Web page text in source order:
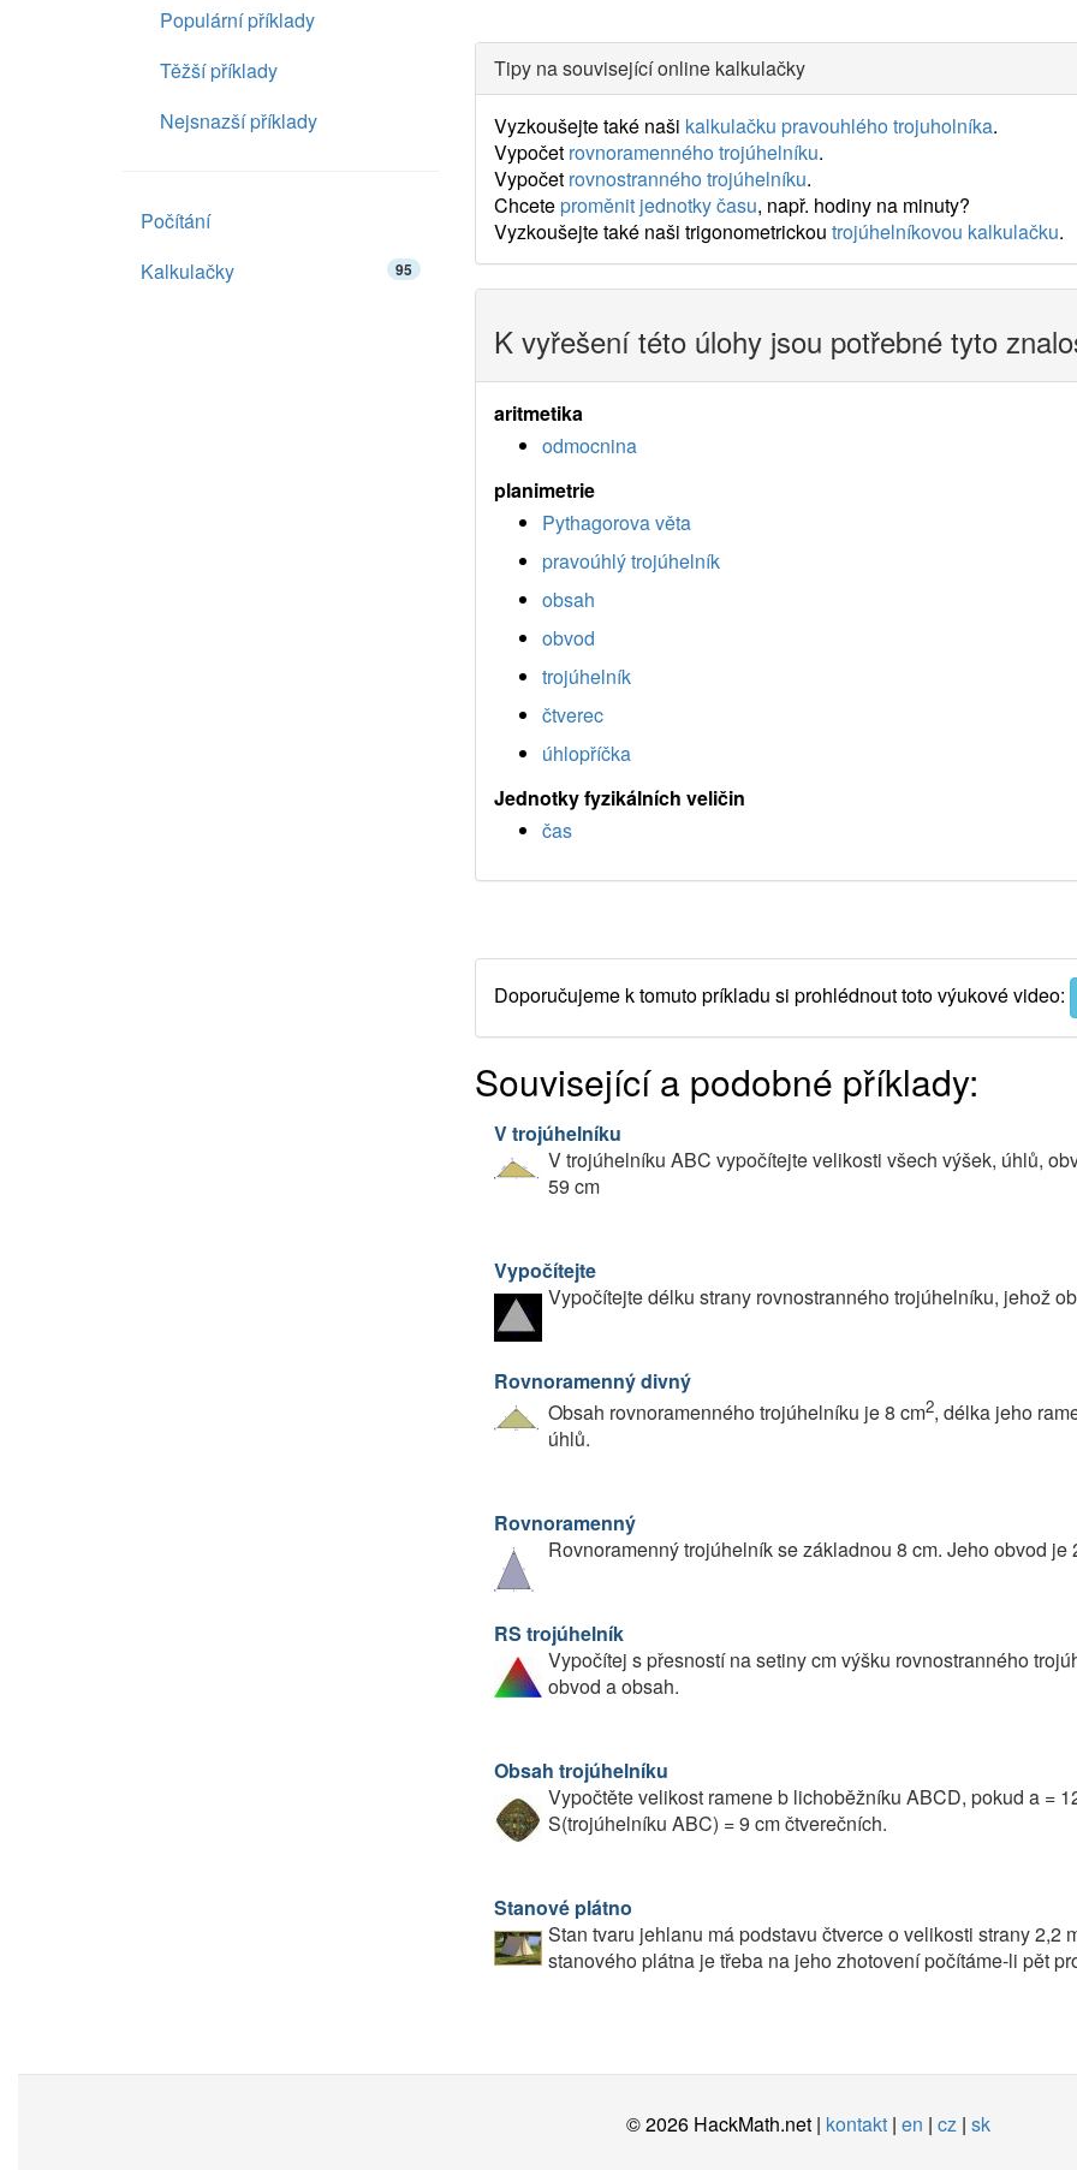
Tipy na související online kalkulačky
Vyzkoušejte také naši kalkulačku pravouhlého trojuholníka.
Vypočet rovnoramenného trojúhelníku.
Vypočet rovnostranného trojúhelníku.
Chceteproměnit jednotky času, např. hodiny na minuty?
Vyzkoušejte také naši trigonometrickou trojúhelníkovou kalkulačku.
K vyřešení této úlohy jsou potřebné tyto
aritmetika
odmocnina
planimetrie
Pythagorova věta
pravoúhlý trojúhelník
obsah
obvod
trojúhelník
čtverec
úhlopříčka
Jednotky fyzikálních veličin
čas
Doporučujeme k tomuto príkladu si prohlédnout toto výukové video:
Související a podobné příklady:
V trojúhelníku
V trojúhelníku ABC vypočítejte velikosti všech výšek, úhlů,
59 cm
Vypočítejte
Vypočítejte délku strany rovnostranného trojúhelníku, jehož
Rovnoramenný divný
Obsah rovnoramenného trojúhelníku je 8 cm2, délka jeho
úhlů.
Rovnoramenný
Rovnoramenný trojúhelník se základnou 8 cm. Jeho obvod
RS trojúhelník
Vypočítej s přesností na setiny cm výšku rovnostranného
obvod a obsah.
Obsah trojúhelníku
Vypočtěte velikost ramene b lichoběžníku ABCD, pokud a =
S(trojúhelníku ABC) = 9 cm čtverečních.
Stanové plátno
Stan tvaru jehlanu má podstavu čtverce o velikosti strany 2,2
stanového plátna je třeba na jeho zhotovení počítáme-li pět
Populární příklady
Těžší příklady
Nejsnazší příklady
Počítání
Kalkulačky
95
© 2026 HackMath.net | kontakt| en | cz| sk